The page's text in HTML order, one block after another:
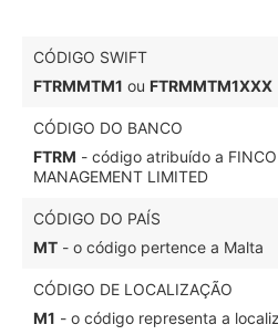
CÓDIGO SWIFT
FTRMMTM1 ou FTRMMTM1XXX
CÓDIGO DO BANCO
FTRM - código atribuído a FINCO
MANAGEMENT LIMITED
CÓDIGO DO PAÍS
MT - o código pertence a Malta
CÓDIGO DE LOCALIZAÇÃO
M1 - o código representa a